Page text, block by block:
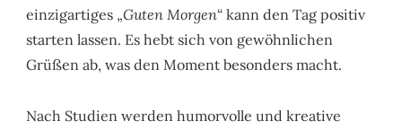
einzigartiges „Guten Morgen“ kann den Tag positiv
starten lassen. Es hebt sich von gewöhnlichen
Grüßen ab, was den Moment besonders macht.
Nach Studien werden humorvolle und kreative